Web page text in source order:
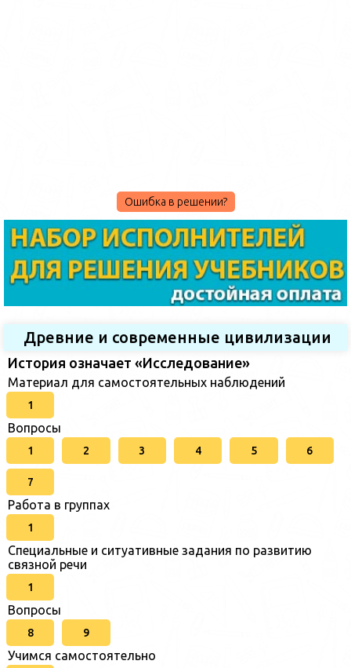
Ошибка в решении?
Древние и современные цивилизации
История означает «Исследование»
Материал для самостоятельных наблюдений
1
Вопросы
1 2 3 4 5 6
7
Работа в группах
1
Специальные и ситуативные задания по развитию
связной речи
1
Вопросы
8 9
Учимся самостоятельно